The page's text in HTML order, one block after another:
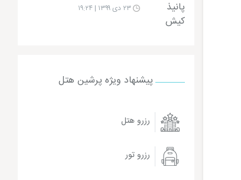
۲۳ دی ۱۳۹۹ | ۱۹:۲۴
پیشنهاد ویژه پرشین هتل
رزرو هتل
رزرو تور